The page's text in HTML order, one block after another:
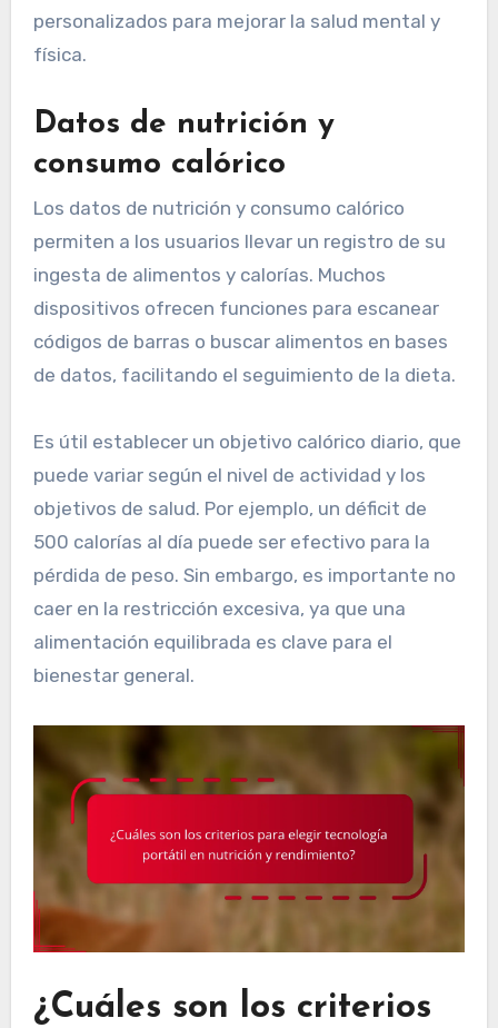
personalizados para mejorar la salud mental y
física.
Datos de nutrición y
consumo calórico
Los datos de nutrición y consumo calórico
permiten a los usuarios llevar un registro de su
ingesta de alimentos y calorías. Muchos
dispositivos ofrecen funciones para escanear
códigos de barras o buscar alimentos en bases
de datos, facilitando el seguimiento de la dieta.
Es útil establecer un objetivo calórico diario, que
puede variar según el nivel de actividad y los
objetivos de salud. Por ejemplo, un déficit de
500 calorías al día puede ser efectivo para la
pérdida de peso. Sin embargo, es importante no
caer en la restricción excesiva, ya que una
alimentación equilibrada es clave para el
bienestar general.
¿Cuáles son los criterios